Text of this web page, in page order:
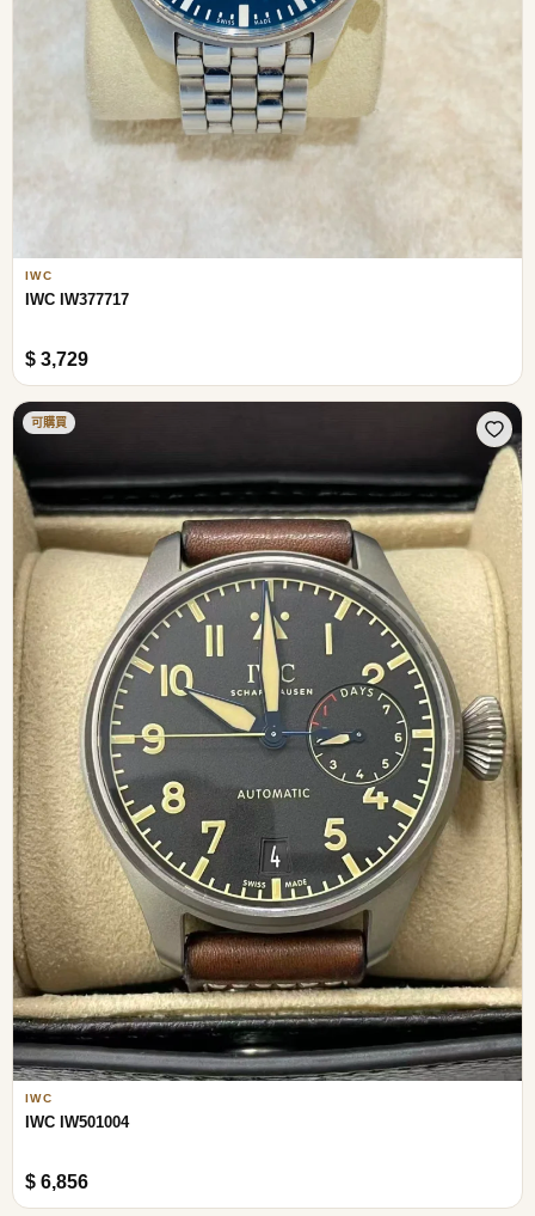
IWC
IWC IW377717
$ 3,729
可購買
IWC
IWC IW501004
$ 6,856